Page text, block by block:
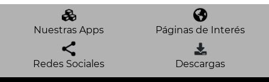
Nuestras Apps Páginas de Interés
Redes Sociales Descargas